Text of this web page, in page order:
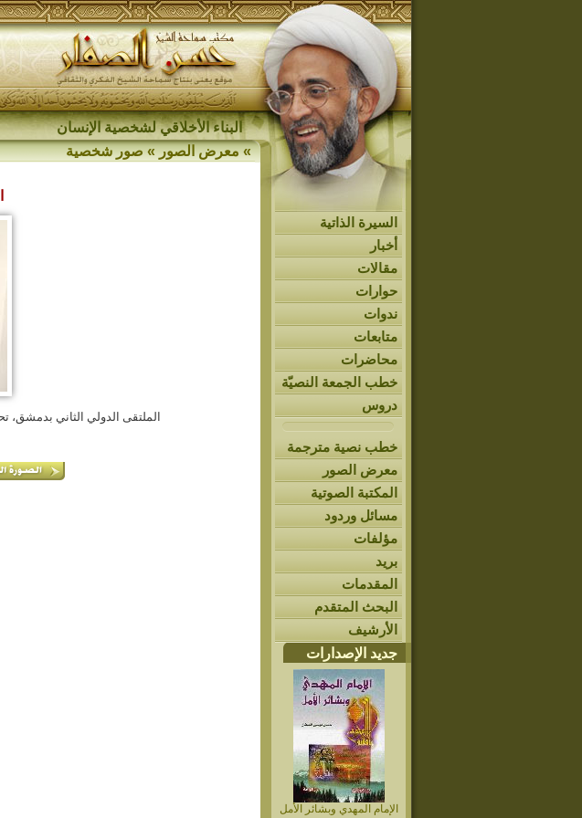
البناء الأخلاقي لشخصية الإنسان
السيرة الذاتية
أخبار
مقالات
حوارات
ندوات
متابعات
محاضرات
خطب الجمعة النصيّة
دروس
خطب نصية مترجمة
معرض الصور
المكتبة الصوتية
مسائل وردود
مؤلفات
بريد
المقدمات
البحث المتقدم
الأرشيف
جديد الإصدارات
الإمام المهدي وبشائر الأمل
»معرض الصور»صور شخصية